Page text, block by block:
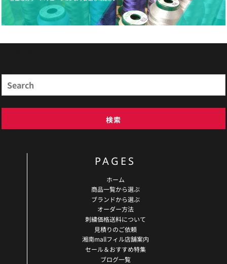
検索
PAGES
ホーム
商品一覧から選ぶ
ブランドから選ぶ
オーダー方法
刺繍価格送料について
見積りのご依頼
湘南mallフィル店舗案内
セール＆おすすめ特集
ブログ一覧